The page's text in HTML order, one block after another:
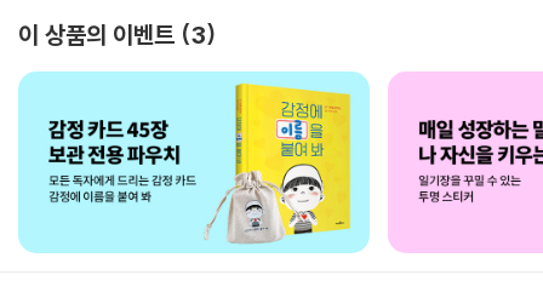
이 상품의 이벤트 3